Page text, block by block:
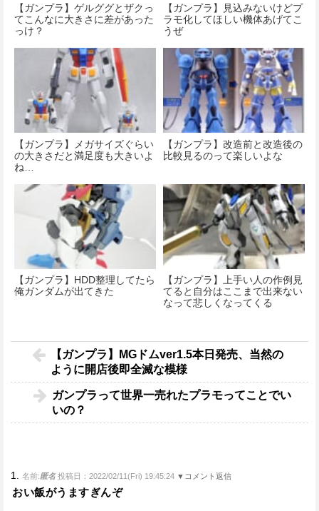
【ガンプラ】ゲルググとザクっ
てこんなに大きさに差があった
っけ？
【ガンプラ】見込みないけどプ
ラモ化してほしい機体あげてこ
うぜ
【ガンプラ】メガサイズぐらい
の大きさだと満足度も大きいよ
ね…
【ガンプラ】改造前と改造後の
比較見るのって楽しいよな
【ガンプラ】HDD整理してたら
俺ガンダムが出てきた
【ガンプラ】上手い人の作例見
てると自分はここまで出来ない
なって悲しくなってくる
【ガンプラ】MGドムver1.5本日発売、当然の
ように開店後即全滅な模様
ガンプラって世界一売れたプラモってことでい
いの？
1. 名前:匿名 投稿日：2022/02/11(Fri) 19:45:24 ▼コメント返信
おい飯がうますぎんぞ